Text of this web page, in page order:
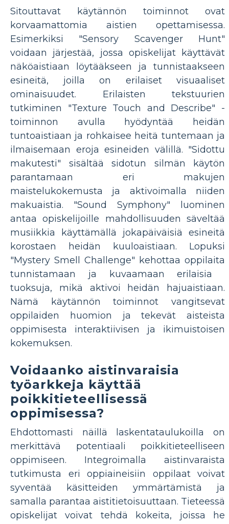
Sitouttavat käytännön toiminnot ovat
korvaamattomia aistien opettamisessa.
Esimerkiksi "Sensory Scavenger Hunt"
voidaan järjestää, jossa opiskelijat käyttävät
näköaistiaan löytääkseen ja tunnistaakseen
esineitä, joilla on erilaiset visuaaliset
ominaisuudet. Erilaisten tekstuurien
tutkiminen "Texture Touch and Describe" -
toiminnon avulla hyödyntää heidän
tuntoaistiaan ja rohkaisee heitä tuntemaan ja
ilmaisemaan eroja esineiden välillä. "Sidottu
makutesti" sisältää sidotun silmän käytön
parantamaan eri makujen
maistelukokemusta ja aktivoimalla niiden
makuaistia. "Sound Symphony" luominen
antaa opiskelijoille mahdollisuuden säveltää
musiikkia käyttämällä jokapäiväisiä esineitä
korostaen heidän kuuloaistiaan. Lopuksi
"Mystery Smell Challenge" kehottaa oppilaita
tunnistamaan ja kuvaamaan erilaisia ​​
tuoksuja, mikä aktivoi heidän hajuaistiaan.
Nämä käytännön toiminnot vangitsevat
oppilaiden huomion ja tekevät aisteista
oppimisesta interaktiivisen ja ikimuistoisen
kokemuksen.
Voidaanko aistinvaraisia ​​
työarkkeja käyttää
poikkitieteellisessä
oppimisessa?
Ehdottomasti näillä laskentataulukoilla on
merkittävä potentiaali poikkitieteelliseen
oppimiseen. Integroimalla aistinvaraista
tutkimusta eri oppiaineisiin oppilaat voivat
syventää käsitteiden ymmärtämistä ja
samalla parantaa aistitietoisuuttaan. Tieteessä
opiskelijat voivat tehdä kokeita, joissa he